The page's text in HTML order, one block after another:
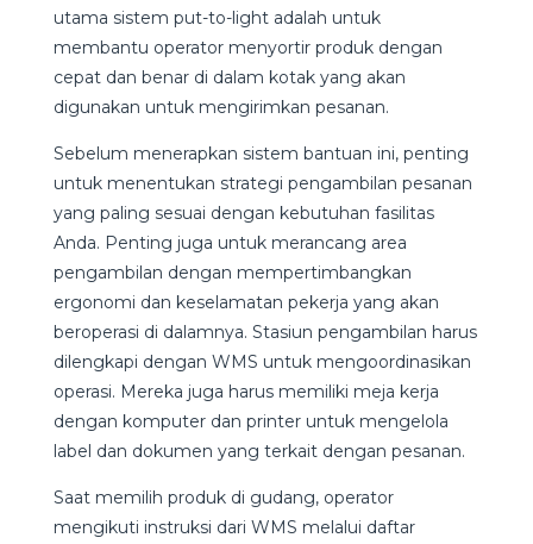
utama sistem put-to-light adalah untuk
membantu operator menyortir produk dengan
cepat dan benar di dalam kotak yang akan
digunakan untuk mengirimkan pesanan.
Sebelum menerapkan sistem bantuan ini, penting
untuk menentukan strategi pengambilan pesanan
yang paling sesuai dengan kebutuhan fasilitas
Anda. Penting juga untuk merancang area
pengambilan dengan mempertimbangkan
ergonomi dan keselamatan pekerja yang akan
beroperasi di dalamnya. Stasiun pengambilan harus
dilengkapi dengan WMS untuk mengoordinasikan
operasi. Mereka juga harus memiliki meja kerja
dengan komputer dan printer untuk mengelola
label dan dokumen yang terkait dengan pesanan.
Saat memilih produk di gudang, operator
mengikuti instruksi dari WMS melalui daftar